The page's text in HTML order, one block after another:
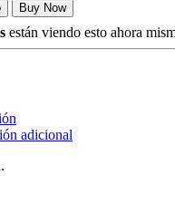
Buy Now
están viendo esto ahora
adicional